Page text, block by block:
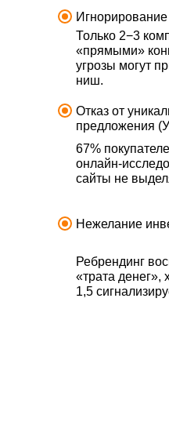
Нежелание
Ребрендинг
«трата денег»,
1,5
67%
онлайн-
сайты не
Отказ от
предложения
Игнорирование
Только 2−3
«прямыми»
угрозы могут
ниш.